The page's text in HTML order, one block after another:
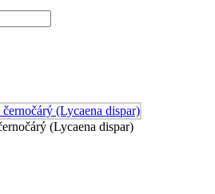
(Lycaena dispar)